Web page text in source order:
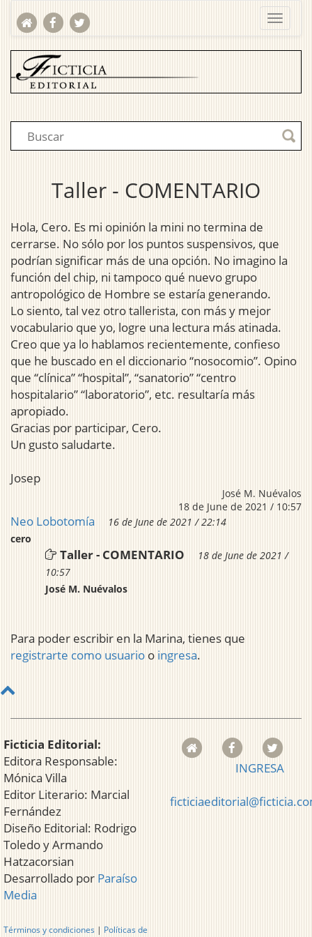
Taller - COMENTARIO
Hola, Cero. Es mi opinión la mini no termina de
cerrarse. No sólo por los puntos suspensivos, que
podrían significar más de una opción. No imagino la
función del chip, ni tampoco qué nuevo grupo
antropológico de Hombre se estaría generando.
Lo siento, tal vez otro tallerista, con más y mejor
vocabulario que yo, logre una lectura más atinada.
Creo que ya lo hablamos recientemente, confieso
que he buscado en el diccionario “nosocomio”. Opino
que “clínica” “hospital”, “sanatorio” “centro
hospitalario” “laboratorio”, etc. resultaría más
apropiado.
Gracias por participar, Cero.
Un gusto saludarte.
Josep
José M. Nuévalos
18 de June de 2021 / 10:57
Neo Lobotomía
16 de June de 2021 / 22:14
cero
Taller - COMENTARIO
18 de June de 2021 /
10:57
José M. Nuévalos
Para poder escribir en la Marina, tienes que
registrarte como usuario o ingresa.
Ficticia Editorial:
Editora Responsable:
Mónica Villa
Editor Literario: Marcial
Fernández
Diseño Editorial: Rodrigo
Toledo y Armando
Hatzacorsian
Desarrollado por Paraíso
Media
Términos y condiciones | Políticas de
INGRESA